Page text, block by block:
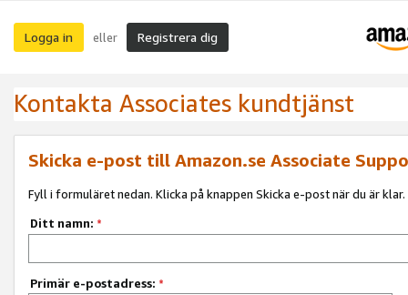
Logga in eller Registrera dig
Kontakta Associates kundtjänst
Skicka e-post till Amazon.se Associate
Fyll i formuläret nedan. Klicka på knappen Skicka e-post när du är klar.
Ditt namn: *
Primär e-postadress: *